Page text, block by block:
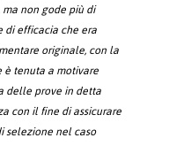
non gode più di
efficacia che era
originale, con la
è tenuta a motivare
delle prove in detta
con il fine di assicurare
nel caso